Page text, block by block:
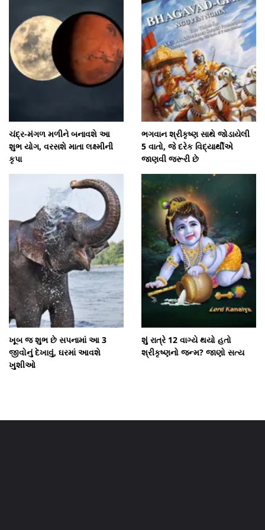
ચંદ્ર-મંગળ મળીને બનાવશે આ
શુભ યોગ, વરસશે માતા લક્ષ્મીની
કૃપા
ભગવાન શ્રીકૃષ્ણ સાથે જોડાયેલી
5 વાતો, જે દરેક વિદ્યાર્થીએ
જાણવી જરૂરી છે
ખૂબ જ શુભ છે સપનામાં આ 3
જીવોનું દેખાવું, ઘરમાં આવશે
ખુશીઓ
શું રાત્રે 12 વાગ્યે થયો હતો
શ્રીકૃષ્ણનો જન્મ? જાણો સત્ય